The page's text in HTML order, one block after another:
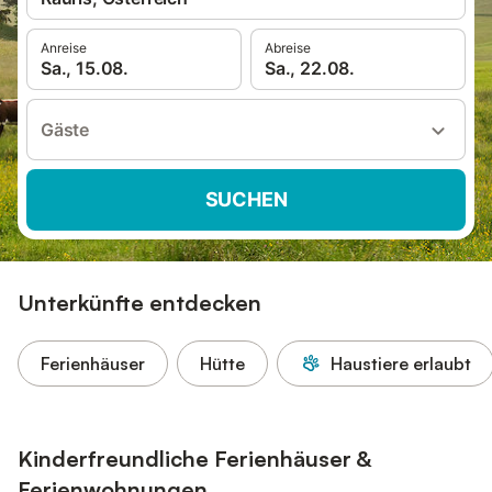
Anreise
Sa., 15.08.
Abreise
Sa., 22.08.
Gäste
SUCHEN
Unterkünfte entdecken
Ferienhäuser Hütte Haustiere erlaubt
Kinderfreundliche Ferienhäuser &